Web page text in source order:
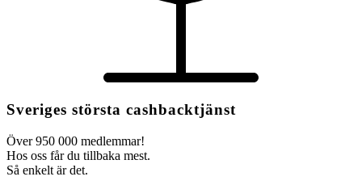
Sveriges största cashbacktjänst
Över 950 000 medlemmar!
Hos oss får du tillbaka mest.
Så enkelt är det.